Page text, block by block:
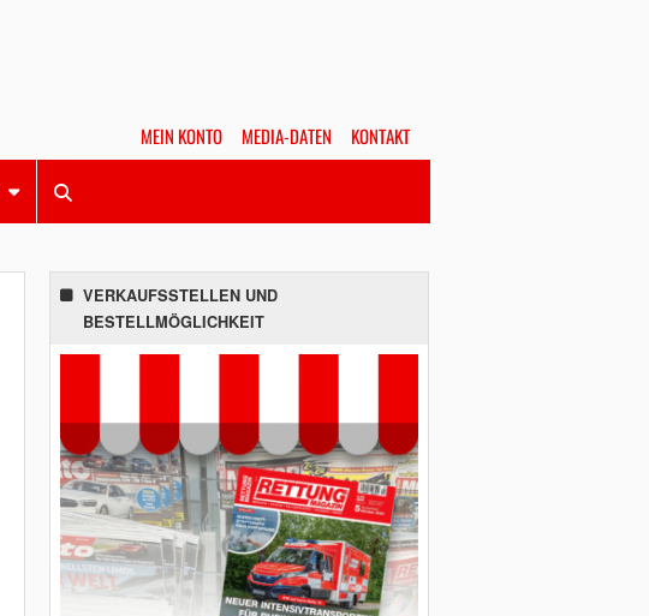
MEIN KONTO MEDIA-DATEN KONTAKT
VERKAUFSSTELLEN UND
BESTELLMÖGLICHKEIT